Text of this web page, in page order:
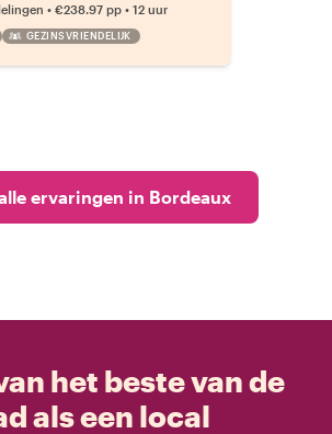
• €238.97 pp • 12 uur
GEZINSVRIENDELIJK
ervaringen in Bordeaux
het beste van de
als een local